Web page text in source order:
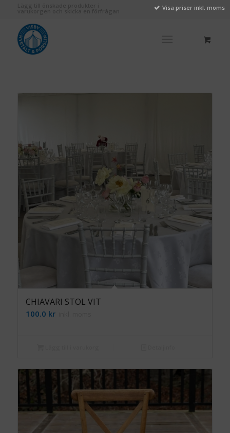
Visa priser inkl. moms
CHIAVARI STOL VIT
100.0 krinkl. moms